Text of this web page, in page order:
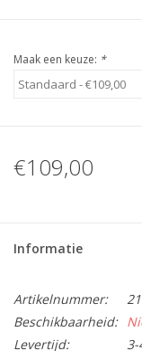
Maak een keuze: *
€109,00
Informatie
Artikelnummer:
Beschikbaarheid:
Levertijd:
3-